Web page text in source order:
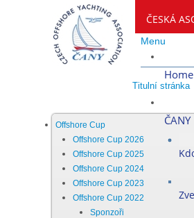
ČESKÁ
Menu
Home
ČANY
Titulní stránka
Offshore Cup
Offshore Cup 2026
Offshore Cup 2025
Offshore Cup 2024
Offshore Cup 2023
Offshore Cup 2022
Sponzoři